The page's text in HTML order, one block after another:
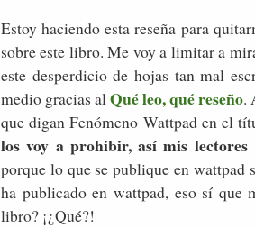
Estoy haciendo esta reseña para
sobre este libro. Me voy a limitar a
este desperdicio de hojas tan mal
medio gracias alQué leo, qué reseño.
que digan Fenómeno Wattpad en el
los voy a prohibir, así mis
porque lo que se publique en
ha publicado en wattpad, eso sí que
libro? ¡¿Qué?!